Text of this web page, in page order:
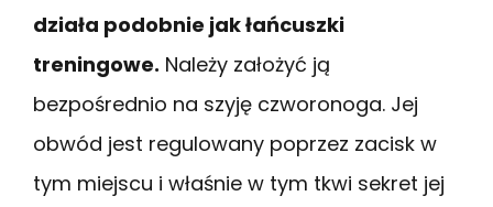
działa podobnie jak łańcuszki
treningowe. Należy założyć ją
bezpośrednio na szyję czworonoga. Jej
obwód jest regulowany poprzez zacisk w
tym miejscu i właśnie w tym tkwi sekret jej